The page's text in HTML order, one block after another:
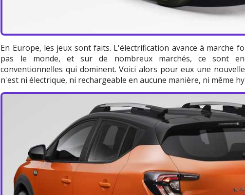
En Europe, les jeux sont faits. L'électrification avance à marche
pas le monde, et sur de nombreux marchés, ce sont
conventionnelles qui dominent. Voici alors pour eux une
n'est ni électrique, ni rechargeable en aucune manière, ni même